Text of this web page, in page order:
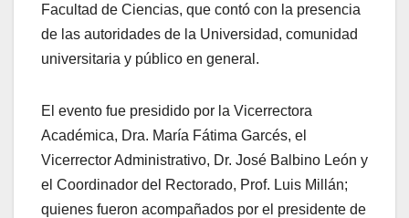
Facultad de Ciencias, que contó con la presencia
de las autoridades de la Universidad, comunidad
universitaria y público en general.
El evento fue presidido por la Vicerrectora
Académica, Dra. María Fátima Garcés, el
Vicerrector Administrativo, Dr. José Balbino León y
el Coordinador del Rectorado, Prof. Luis Millán;
quienes fueron acompañados por el presidente de